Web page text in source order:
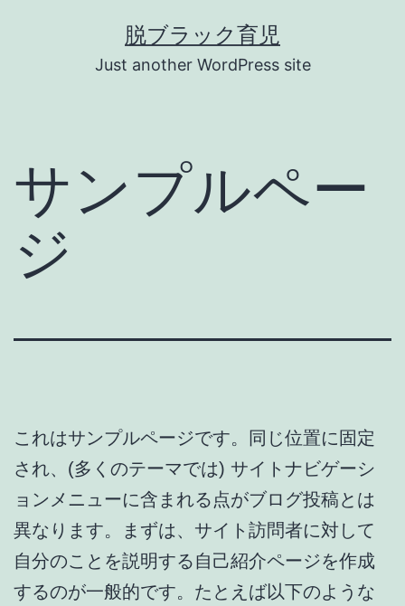
脱ブラック育児
Just another WordPress site
サンプルペー
ジ
これはサンプルページです。同じ位置に固定
され、(多くのテーマでは) サイトナビゲーシ
ョンメニューに含まれる点がブログ投稿とは
異なります。まずは、サイト訪問者に対して
自分のことを説明する自己紹介ページを作成
するのが一般的です。たとえば以下のような